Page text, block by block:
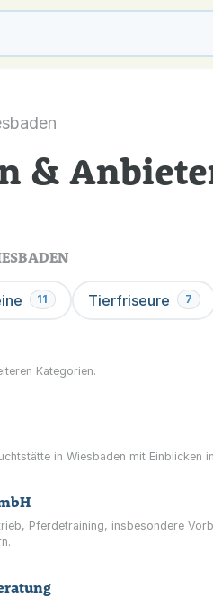
&
11 Tierfriseure 7
Kategorien.
in Wiesbaden mit
Pferdetraining, insbesondere